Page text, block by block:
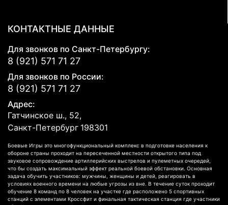
КОНТАКТНЫЕ ДАННЫЕ
Для звонков по Санкт-Петербургу:
8 (921) 571 71 27
Для звонков по России:
8 (921) 571 71 27
Адрес:
Гатчинское ш., 52,
Санкт-Петербург 198301
Боевые Игры это многофункциональный комплекс в подготовке населения к
обороне страны проходит на пересеченной местности открытого типа под
звуковое сопровождение артиллерийских выстрелов и пулеметных очередей,
что бы создать максимальный эффект реальной боевой обстановки. Основная
задача обучить участников: мужчины, женщины и детей, реагировать в
условиях военного времени на любые угрозы из вне. В течение суток проходит
обучение 8 команд по 8 человек на участке где расположено 5 спортивных
станций с элементами Кроссфит и финальная тактическая станция где участники